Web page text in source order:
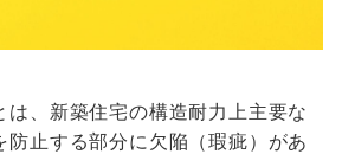
は、新築住宅の構造耐力上主要な
防止する部分に欠陥（瑕疵）があ